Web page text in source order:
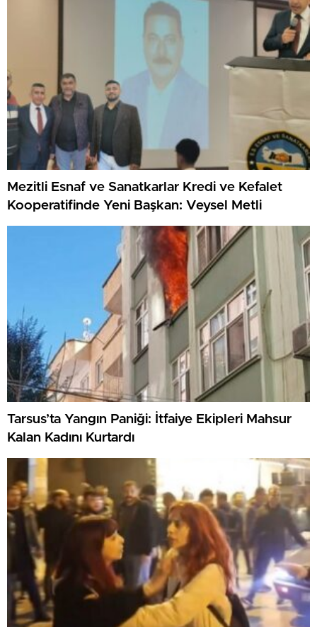
Mezitli Esnaf ve Sanatkarlar Kredi ve Kefalet
Kooperatifinde Yeni Başkan: Veysel Metli
Tarsus’ta Yangın Paniği: İtfaiye Ekipleri Mahsur
Kalan Kadını Kurtardı